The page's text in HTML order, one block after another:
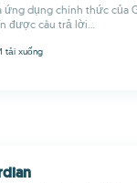
ứng dụng chính thức của
được câu trả lời...
tải xuống